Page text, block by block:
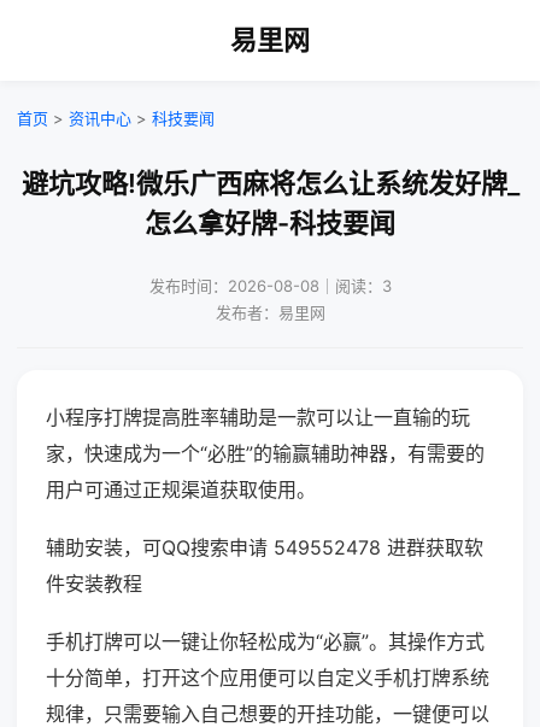
易里网
首页 > 资讯中心 > 科技要闻
避坑攻略!微乐广西麻将怎么让系统发好牌_
怎么拿好牌-科技要闻
发布时间：2026-08-08｜阅读：3
发布者：易里网
小程序打牌提高胜率辅助是一款可以让一直输的玩
家，快速成为一个“必胜”的输赢辅助神器，有需要的
用户可通过正规渠道获取使用。
辅助安装，可QQ搜索申请 549552478 进群获取软
件安装教程
手机打牌可以一键让你轻松成为“必赢”。其操作方式
十分简单，打开这个应用便可以自定义手机打牌系统
规律，只需要输入自己想要的开挂功能，一键便可以